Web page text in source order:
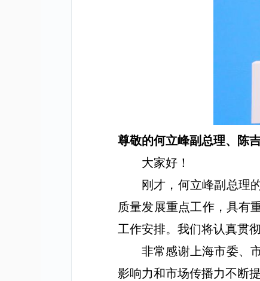
尊敬的何立峰副总理、陈
大家好！
刚才，何立峰副总理
质量发展重点工作，具有
工作安排。我们将认真贯彻
非常感谢上海市委、
影响力和市场传播力不断